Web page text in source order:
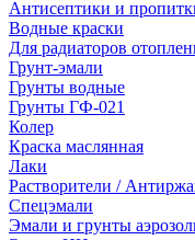
Антисептики и
Водные краски
Для радиаторов
Грунт-эмали
Грунты водные
Грунты ГФ-021
Колер
Краска маслянная
Лаки
Растворители /
Спецэмали
Эмали и грунты